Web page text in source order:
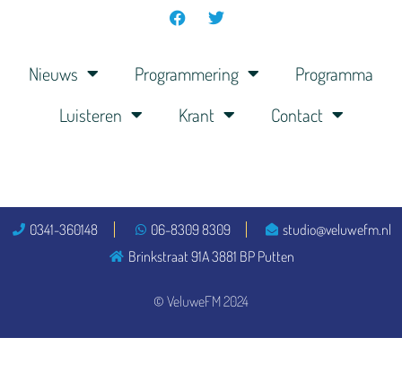
Nieuws Programmering
Programma
Luisteren
Krant Contact
© VeluweFM 2024
0341-360148 06-8309 8309
studio@veluwefm.nl
Brinkstraat 91A 3881 BP Putten